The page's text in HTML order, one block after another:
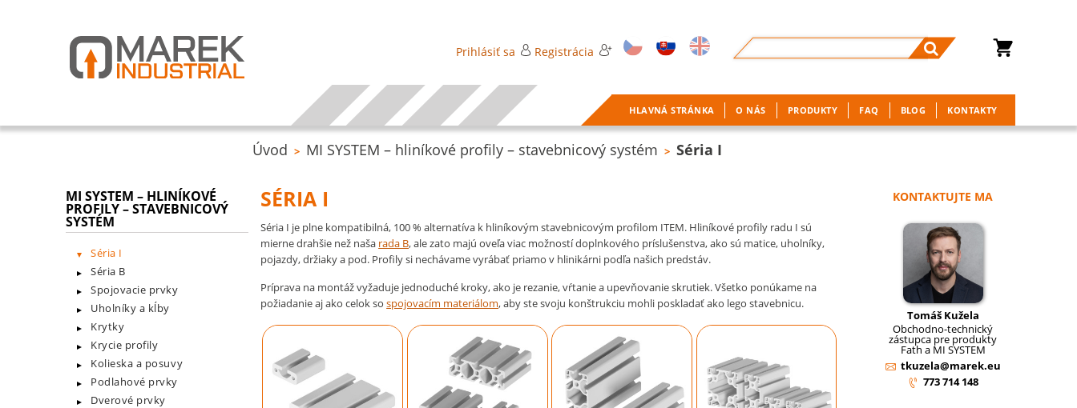
Prihlásiť sa Registrácia
HLAVNÁ STRÁNKA O NÁS PRODUKTY FAQ BLOG KONTAKTY
Úvod > MI SYSTEM – hliníkové profily – stavebnicový systém > Séria I
MI SYSTEM – HLINÍKOVÉ
PROFILY – STAVEBNICOVÝ
SYSTÉM
Séria I
Séria B
Spojovacie prvky
Uholníky a kĺby
Krytky
Krycie profily
Kolieska a posuvy
Podlahové prvky
Dverové prvky
SÉRIA I
Séria I je plne kompatibilná, 100 % alternatíva k hliníkovým stavebnicovým profilom ITEM. Hliníkové profily radu I sú
mierne drahšie než naša rada B, ale zato majú oveľa viac možností doplnkového príslušenstva, ako sú matice, uholníky,
pojazdy, držiaky a pod. Profily si nechávame vyrábať priamo v hlinikárni podľa našich predstáv.
Príprava na montáž vyžaduje jednoduché kroky, ako je rezanie, vŕtanie a upevňovanie skrutiek. Všetko ponúkame na
požiadanie aj ako celok sospojovacím materiálom, aby ste svoju konštrukciu mohli poskladať ako lego stavebnicu.
KONTAKTUJTE MA
Tomáš Kužela
Obchodno-technický
zástupca pre produkty
Fath a MI SYSTEM
tkuzela@marek.eu
773 714 148